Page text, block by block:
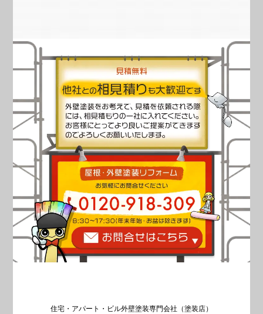
住宅・アパート・ビル外壁塗装専門会社（塗装店）